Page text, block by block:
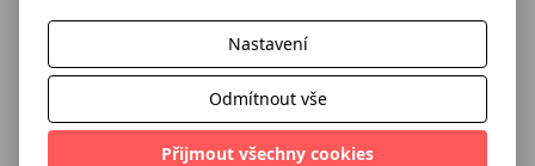
- 15 %
Designérem vlastního
Bill Burnett a Dave Evans
- 30 %
Devoluce
Max Brooks
Nastavení
Odmítnout vše
Přijmout všechny cookies